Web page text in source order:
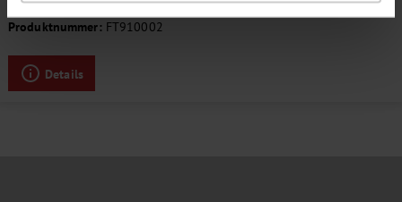
Produktnummer: FT910002
Details